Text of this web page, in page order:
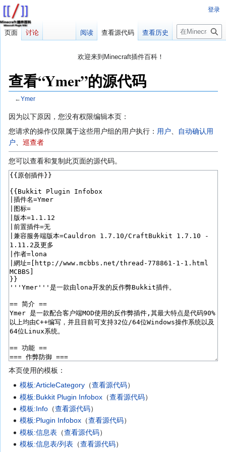
欢迎来到Minecraft插件百科！
因近日遭受攻击，百科现已限制编辑，有意编辑请加入插件百科企
查看“Ymer”的源代码
←Ymer
跳
转
到
航
跳
转
到
索
因为以下原因，您没有权限编辑本页：
您请求的操作仅限属于这些用户组的用户执行： 用户
自动确认用
户
巡查者
您可以查看和复制此页面的源代码。
本页使用的模板：
模板:ArticleCategory （查看源代码）
模板:Bukkit Plugin Infobox （查看源代码）
模板:Info （查看源代码）
模板:Plugin Infobox （查看源代码）
模板:信息表 （查看源代码）
模板:信息表/列表 （查看源代码）
登录
页面 讨论 阅读 查看源代码 查看历史
搜
索